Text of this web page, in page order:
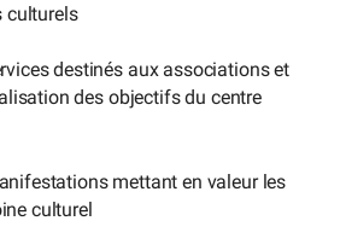
culturels
destinés aux associations et
des objectifs du centre
mettant en valeur les
culturel